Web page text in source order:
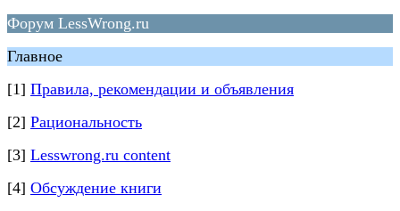
Форум LessWrong.ru
Главное
[1] Правила, рекомендации и объявления
[2] Рациональность
[3] Lesswrong.ru content
[4] Обсуждение книги